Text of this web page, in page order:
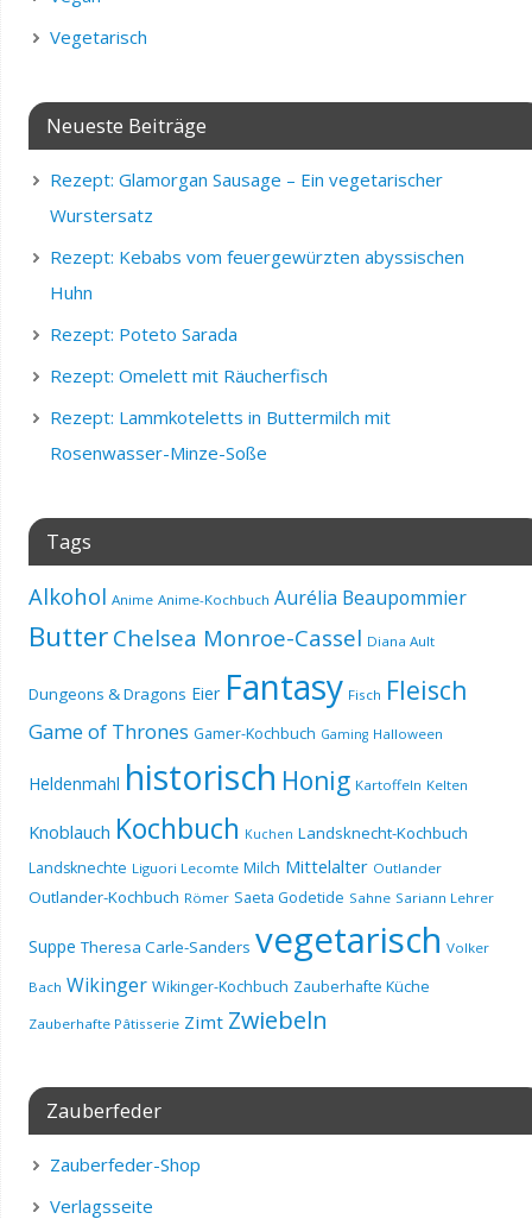
Vegetarisch
Neueste Beiträge
Rezept: Glamorgan Sausage – Ein vegetarischer
Wurstersatz
Rezept: Kebabs vom feuergewürzten abyssischen
Huhn
Rezept: Poteto Sarada
Rezept: Omelett mit Räucherfisch
Rezept: Lammkoteletts in Buttermilch mit
Rosenwasser-Minze-Soße
Tags
Alkohol Anime Anime-Kochbuch Aurélia Beaupommier
Butter Chelsea Monroe-Cassel Diana Ault
Dungeons & Dragons Eier Fantasy Fisch Fleisch
Game of Thrones Gamer-Kochbuch Gaming Halloween
Heldenmahl historisch Honig Kartoffeln Kelten
Knoblauch Kochbuch Kuchen Landsknecht-Kochbuch
Landsknechte Liguori Lecomte Milch Mittelalter Outlander
Outlander-Kochbuch Römer Saeta Godetide Sahne Sariann Lehrer
Suppe Theresa Carle-Sanders vegetarisch Volker
Bach Wikinger Wikinger-Kochbuch Zauberhafte Küche
Zauberhafte Pâtisserie Zimt Zwiebeln
Zauberfeder
Zauberfeder-Shop
Verlagsseite